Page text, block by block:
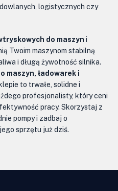
logistycznych czy
do maszyn i
Twoim maszynom stabilną
i długą żywotność silnika.
maszyn, ładowarek i
to trwałe, solidne i
profesjonalisty, który ceni
pracy. Skorzystaj z
pompy i zadbaj o
sprzętu już dziś.